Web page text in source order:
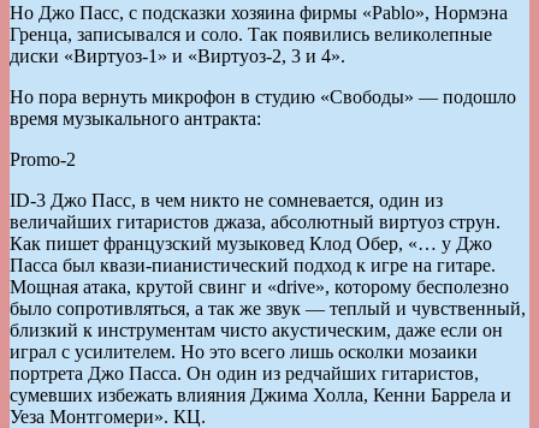
Но Джо Пасс, с подсказки хозяина фирмы «Pablo», Нормэна
Гренца, записывался и соло. Так появились великолепные
диски «Виртуоз-1» и «Виртуоз-2, 3 и 4».
Но пора вернуть микрофон в студию «Свободы» — подошло
время музыкального антракта:
Promo-2
ID-3 Джо Пасс, в чем никто не сомневается, один из
величайших гитаристов джаза, абсолютный виртуоз струн.
Как пишет французский музыковед Клод Обер, «… у Джо
Пасса был квази-пианистический подход к игре на гитаре.
Мощная атака, крутой свинг и «drive», которому бесполезно
было сопротивляться, а так же звук — теплый и чувственный,
близкий к инструментам чисто акустическим, даже если он
играл с усилителем. Но это всего лишь осколки мозаики
портрета Джо Пасса. Он один из редчайших гитаристов,
сумевших избежать влияния Джима Холла, Кенни Баррела и
Уеза Монтгомери». КЦ.